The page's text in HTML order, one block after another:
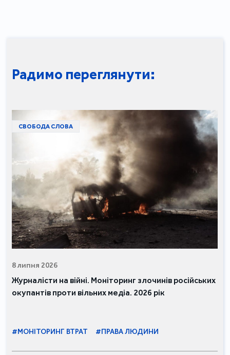
Радимо переглянути:
СВОБОДА СЛОВА
8 липня 2026
Журналісти на війні. Моніторинг злочинів російських
окупантів проти вільних медіа. 2026 рік
#МОНІТОРИНГ ВТРАТ #ПРАВА ЛЮДИНИ